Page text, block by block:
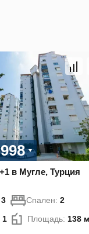
в Мугле, Турция
3 Спален: 2
1 Площадь: 138